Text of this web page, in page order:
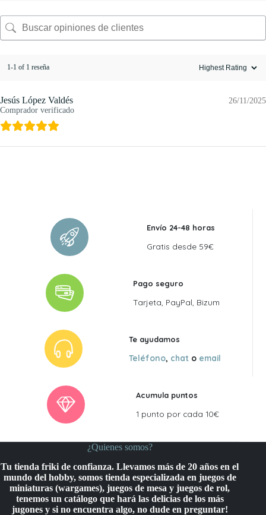
1-1 of 1 reseña
Jesús López Valdés
Comprador verificado
26/11/2025
Envío 24-48 horas
Gratis desde 59€
Pago seguro
Tarjeta, PayPal, Bizum
Te ayudamos
Teléfono, chat o email
Acumula puntos
1 punto por cada 10€
¿Quienes somos?
Tu tienda friki de confianza. Llevamos más de 20 años en el
mundo del hobby, somos tienda especializada en juegos de
miniaturas (wargames), juegos de mesa y juegos de rol,
tenemos un catálogo que hará las delicias de los más
jugones y si no encuentra algo, no dude en preguntar!